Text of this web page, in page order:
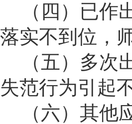
（四）已
落实不到位，
（五）多
失范行为引起
（六）其